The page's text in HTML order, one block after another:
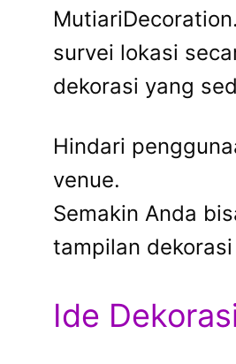
survei lokasi
dekorasi yang
Hindari
venue.
Semakin Anda
tampilan
Ide